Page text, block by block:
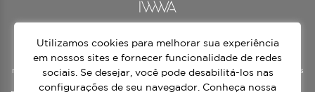
O Colégio Antônio Vieira integra a Rede Jesuíta de Educação, tendo as suas
práticas impulsionadas pelos valores da espiritualidade inaciana – marca da
nossa identidade e das aproximadamente 1500 unidades de ensino, espalhadas
em mais de 60 países. Atendemos a alunos da Educação Infantil à 3ª série do
Utilizamos cookies para melhorar sua experiência
em nossos sites e fornecer funcionalidade de redes
sociais. Se desejar, você pode desabilitá-los nas
configurações de seu navegador. Conheça nossa